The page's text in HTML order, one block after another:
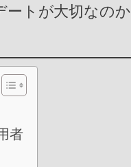
トが大切なの
者